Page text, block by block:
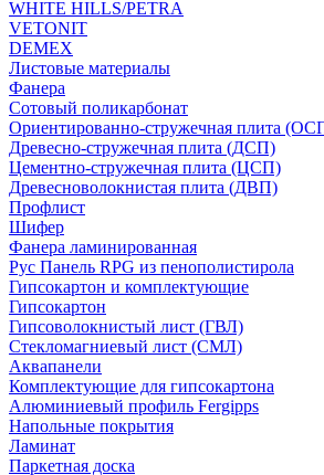
WHITE HILLS/PETRA
VETONIT
DEMEX
Листовые материалы
Фанера
Сотовый поликарбонат
Ориентированно-стружечная плита
Древесно-стружечная плита (ДСП)
Цементно-стружечная плита (ЦСП)
Древесноволокнистая плита (ДВП)
Профлист
Шифер
Фанера ламинированная
Рус Панель RPG из пенополистирола
Гипсокартон и комплектующие
Гипсокартон
Гипсоволокнистый лист (ГВЛ)
Стекломагниевый лист (СМЛ)
Аквапанели
Комплектующие для гипсокартона
Алюминиевый профиль Fergipps
Напольные покрытия
Ламинат
Паркетная доска